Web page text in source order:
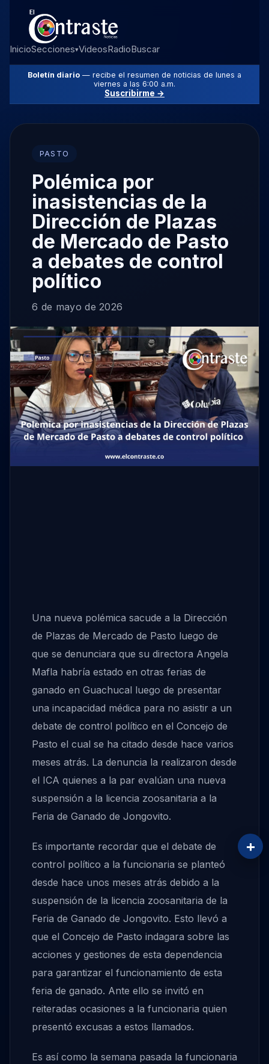
InicioSecciones▾VideosRadioBuscar
Boletín diario — recibe el resumen de noticias de lunes a
viernes a las 6:00 a.m.
Suscribirme →
PASTO
Polémica por
inasistencias de la
Dirección de Plazas
de Mercado de Pasto
a debates de control
político
6 de mayo de 2026
Una nueva polémica sacude a la Dirección
de Plazas de Mercado de Pasto luego de
que se denunciara que su directora Angela
Mafla habría estado en otras ferias de
ganado en Guachucal luego de presentar
una incapacidad médica para no asistir a un
debate de control político en el Concejo de
Pasto el cual se ha citado desde hace varios
meses atrás. La denuncia la realizaron desde
el ICA quienes a la par evalúan una nueva
suspensión a la licencia zoosanitaria a la
Feria de Ganado de Jongovito.
Es importante recordar que el debate de
control político a la funcionaria se planteó
desde hace unos meses atrás debido a la
suspensión de la licencia zoosanitaria de la
Feria de Ganado de Jongovito. Esto llevó a
que el Concejo de Pasto indagara sobre las
acciones y gestiones de esta dependencia
para garantizar el funcionamiento de esta
feria de ganado. Ante ello se invitó en
reiteradas ocasiones a la funcionaria quien
presentó excusas a estos llamados.
Es así como la semana pasada la funcionaria
+